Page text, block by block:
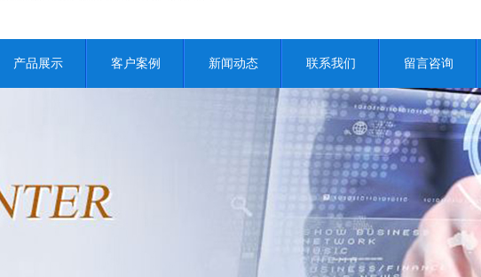
产品展示 客户案例 新闻动态 联系我们 留言咨询